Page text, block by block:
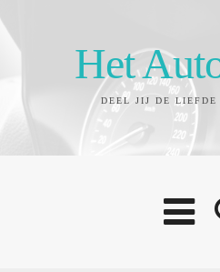
Het
DEEL JIJ DE LIEFDE